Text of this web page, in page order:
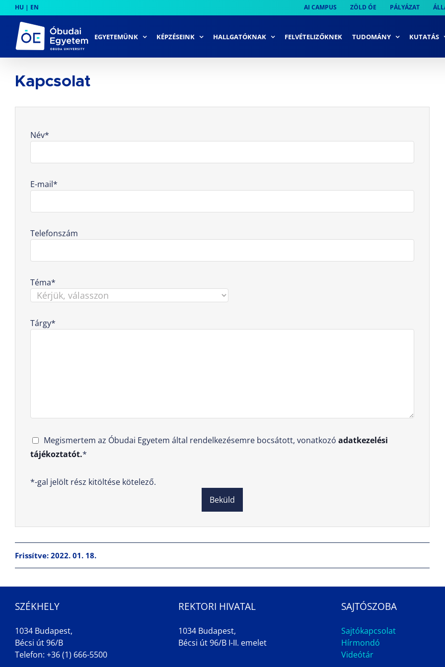
to
content
HU | EN AI CAMPUS ZÖLD ÓE PÁLYÁZAT
EGYETEMÜNK KÉPZÉSEINK HALLGATÓKNAK FELVÉTELIZŐKNEK TUDOMÁNY KUTATÁS
Kapcsolat
Név*
E-mail*
Telefonszám
Téma*
Tárgy*
Megismertem az Óbudai Egyetem által rendelkezésemre bocsátott, vonatkozó adatkezelési
tájékoztatót.*
*-gal jelölt rész kitöltése kötelező.
Frissítve: 2022. 01. 18.
SZÉKHELY
1034 Budapest,
Bécsi út 96/B
Telefon: +36 (1) 666-5500
REKTORI HIVATAL
1034 Budapest,
Bécsi út 96/B I-II. emelet
SAJTÓSZOBA
Sajtókapcsolat
Hírmondó
Videótár